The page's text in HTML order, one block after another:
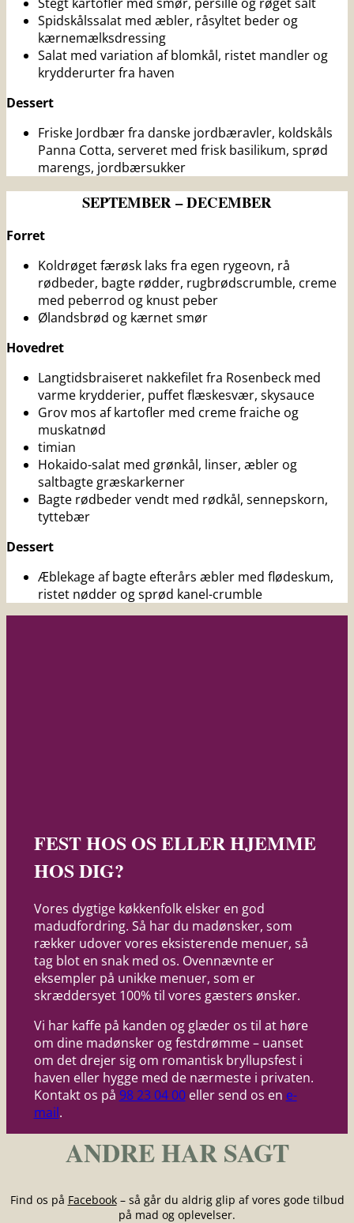
Spidskålssalat med æbler, råsyltet beder og
kærnemælksdressing
Salat med variation af blomkål, ristet mandler og
krydderurter fra haven
Dessert
Friske Jordbær fra danske jordbæravler, koldskåls
Panna Cotta, serveret med frisk basilikum, sprød
marengs, jordbærsukker
SEPTEMBER – DECEMBER
Forret
Koldrøget færøsk laks fra egen rygeovn, rå
rødbeder, bagte rødder, rugbrødscrumble, creme
med peberrod og knust peber
Ølandsbrød og kærnet smør
Hovedret
Langtidsbraiseret nakkefilet fra Rosenbeck med
varme krydderier, puffet flæskesvær, skysauce
Grov mos af kartofler med creme fraiche og
muskatnød
timian
Hokaido-salat med grønkål, linser, æbler og
saltbagte græskarkerner
Bagte rødbeder vendt med rødkål, sennepskorn,
tyttebær
Dessert
Æblekage af bagte efterårs æbler med flødeskum,
ristet nødder og sprød kanel-crumble
FEST HOS OS ELLER HJEMME
HOS DIG?
Vores dygtige køkkenfolk elsker en god
madudfordring. Så har du madønsker, som
rækker udover vores eksisterende menuer, så
tag blot en snak med os. Ovennævnte er
eksempler på unikke menuer, som er
skræddersyet 100% til vores gæsters ønsker.
Vi har kaffe på kanden og glæder os til at høre
om dine madønsker og festdrømme – uanset
om det drejer sig om romantisk bryllupsfest i
haven eller hygge med de nærmeste i privaten.
Kontakt os på 98 23 04 00eller send os en e-
mail.
ANDRE HAR SAGT
Find os på Facebook– så går du aldrig glip af vores gode tilbud
på mad og oplevelser.